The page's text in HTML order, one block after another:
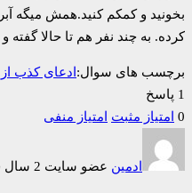
بخونید و کمکم کنید.همش میگه
کرده. به چند نفر هم تا حالا
برچسب های سوال: ادعای کذب
1 پاسخ
0 امتیاز مثبت امتیاز منفی
ادمین عضو سایت